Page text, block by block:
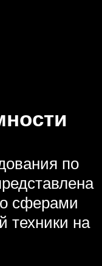
по
сферами
техники на